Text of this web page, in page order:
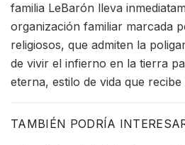
familia LeBarón lleva
organización familiar marcada
religiosos, que admiten la
de vivir el infierno en la tierra
eterna, estilo de vida que
TAMBIÉN PODRÍA